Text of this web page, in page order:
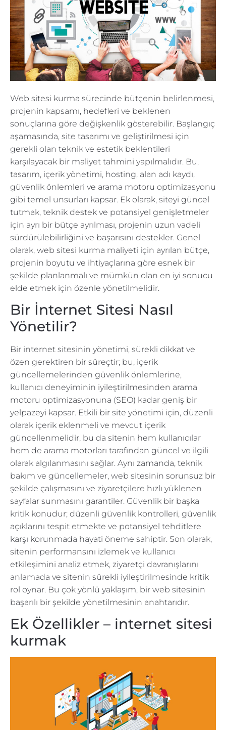
Web sitesi kurma sürecinde bütçenin belirlenmesi,
projenin kapsamı, hedefleri ve beklenen
sonuçlarına göre değişkenlik gösterebilir. Başlangıç
aşamasında, site tasarımı ve geliştirilmesi için
gerekli olan teknik ve estetik beklentileri
karşılayacak bir maliyet tahmini yapılmalıdır. Bu,
tasarım, içerik yönetimi, hosting, alan adı kaydı,
güvenlik önlemleri ve arama motoru optimizasyonu
gibi temel unsurları kapsar. Ek olarak, siteyi güncel
tutmak, teknik destek ve potansiyel genişletmeler
için ayrı bir bütçe ayrılması, projenin uzun vadeli
sürdürülebilirliğini ve başarısını destekler. Genel
olarak, web sitesi kurma maliyeti için ayrılan bütçe,
projenin boyutu ve ihtiyaçlarına göre esnek bir
şekilde planlanmalı ve mümkün olan en iyi sonucu
elde etmek için özenle yönetilmelidir.
Bir İnternet Sitesi Nasıl
Yönetilir?
Bir internet sitesinin yönetimi, sürekli dikkat ve
özen gerektiren bir süreçtir; bu, içerik
güncellemelerinden güvenlik önlemlerine,
kullanıcı deneyiminin iyileştirilmesinden arama
motoru optimizasyonuna (SEO) kadar geniş bir
yelpazeyi kapsar. Etkili bir site yönetimi için, düzenli
olarak içerik eklenmeli ve mevcut içerik
güncellenmelidir, bu da sitenin hem kullanıcılar
hem de arama motorları tarafından güncel ve ilgili
olarak algılanmasını sağlar. Aynı zamanda, teknik
bakım ve güncellemeler, web sitesinin sorunsuz bir
şekilde çalışmasını ve ziyaretçilere hızlı yüklenen
sayfalar sunmasını garantiler. Güvenlik bir başka
kritik konudur; düzenli güvenlik kontrolleri, güvenlik
açıklarını tespit etmekte ve potansiyel tehditlere
karşı korunmada hayati öneme sahiptir. Son olarak,
sitenin performansını izlemek ve kullanıcı
etkileşimini analiz etmek, ziyaretçi davranışlarını
anlamada ve sitenin sürekli iyileştirilmesinde kritik
rol oynar. Bu çok yönlü yaklaşım, bir web sitesinin
başarılı bir şekilde yönetilmesinin anahtarıdır.
Ek Özellikler – internet sitesi
kurmak